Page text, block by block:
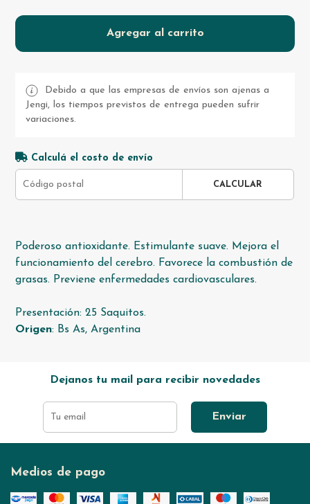
Agregar al carrito
Debido a que las empresas de envíos son ajenas a
Jengi, los tiempos previstos de entrega pueden sufrir
variaciones.
Calculá el costo de envío
CALCULAR
Poderoso antioxidante. Estimulante suave. Mejora el
funcionamiento del cerebro. Favorece la combustión de
grasas. Previene enfermedades cardiovasculares.
Presentación: 25 Saquitos.
Origen: Bs As, Argentina
Dejanos tu mail para recibir novedades
Enviar
Medios de pago